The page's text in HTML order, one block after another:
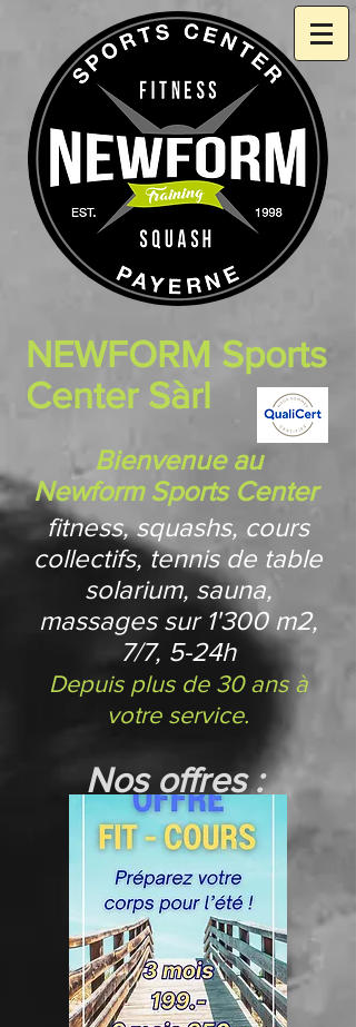
NEWFORM Sports
Center Sàrl
Bienvenue au
NewformSports Center
fitness, squashs, cours
collectifs,tennisde table
solarium, sauna,
massages sur 1'300 m2,
7/7, 5-24h
Depuis plus de 30 ans à
votre service.
Nos offres :